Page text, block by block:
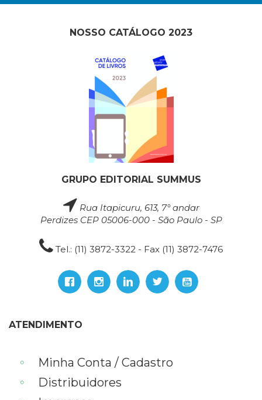
NOSSO CATÁLOGO 2023
GRUPO EDITORIAL SUMMUS
Rua Itapicuru, 613, 7° andar
Perdizes CEP 05006-000 - São Paulo - SP
Tel.: (11) 3872-3322 - Fax (11) 3872-7476
ATENDIMENTO
Minha Conta / Cadastro
Distribuidores